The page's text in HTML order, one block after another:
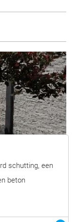
schutting, een
beton